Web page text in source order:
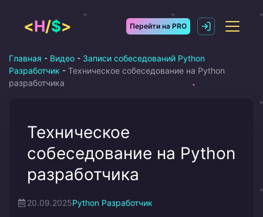
содержимому
<H/$> Перейти на PRO
Главная - Видео - Записи собеседований Python
Разработчик - Техническое собеседование на Python
разработчика
Техническое
собеседование на Python
разработчика
20.09.2025Python Разработчик